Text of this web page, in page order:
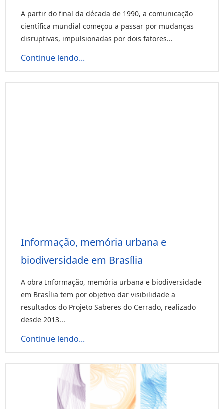
A partir do final da década de 1990, a comunicação
científica mundial começou a passar por mudanças
disruptivas, impulsionadas por dois fatores...
Continue lendo...
Informação, memória urbana e
biodiversidade em Brasília
A obra Informação, memória urbana e biodiversidade
em Brasília tem por objetivo dar visibilidade a
resultados do Projeto Saberes do Cerrado, realizado
desde 2013...
Continue lendo...